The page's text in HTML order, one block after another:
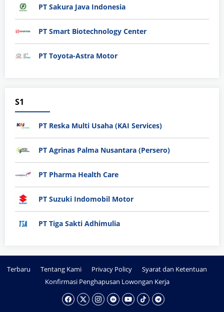
PT Sakura Java Indonesia
PT Smart Biotechnology Center
PT Toyota-Astra Motor
S1
PT Reska Multi Usaha (KAI Services)
PT Agrinas Palma Nusantara (Persero)
PT Pharma Health Care
PT Suzuki Indomobil Motor
PT Tiga Sakti Adhimulia
Terbaru Tentang Kami Privacy Policy
Syarat dan Ketentuan
Konfirmasi Penghapusan Lowongan Kerja